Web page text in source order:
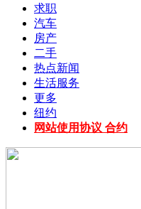
求职
汽车
房产
二手
热点新闻
生活服务
更多
纽约
网站使用协议 合约